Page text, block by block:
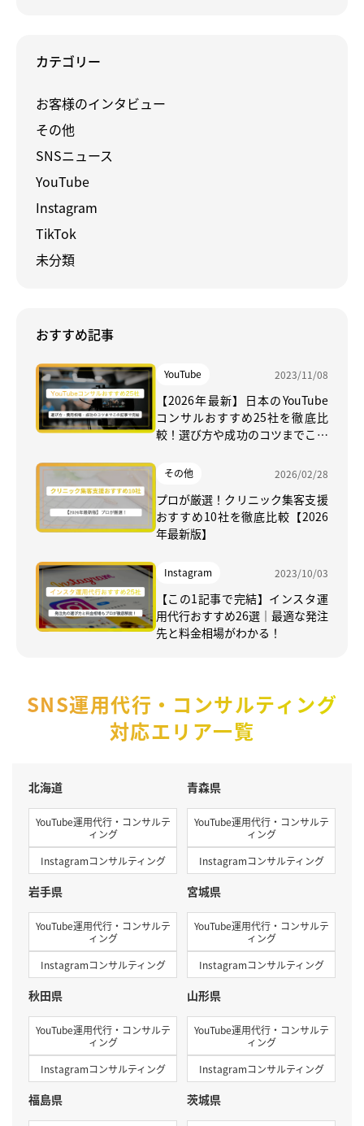
カテゴリー
お客様のインタビュー
その他
SNSニュース
YouTube
Instagram
TikTok
未分類
おすすめ記事
YouTube 2023/11/08
【2026年最新】日本のYouTube
コンサルおすすめ25社を徹底比
較！選び方や成功のコツまでこの
その他 2026/02/28
プロが厳選！クリニック集客支援
おすすめ10社を徹底比較【2026
年最新版】
Instagram 2023/10/03
【この1記事で完結】インスタ運
用代行おすすめ26選｜最適な発注
先と料金相場がわかる！
SNS運用代行・コンサルティング
対応エリア一覧
北海道
YouTube運用代行・コンサルテ
ィング
Instagramコンサルティング
青森県
YouTube運用代行・コンサルテ
ィング
Instagramコンサルティング
岩手県
YouTube運用代行・コンサルテ
ィング
Instagramコンサルティング
宮城県
YouTube運用代行・コンサルテ
ィング
Instagramコンサルティング
秋田県
YouTube運用代行・コンサルテ
ィング
Instagramコンサルティング
山形県
YouTube運用代行・コンサルテ
ィング
Instagramコンサルティング
福島県 茨城県